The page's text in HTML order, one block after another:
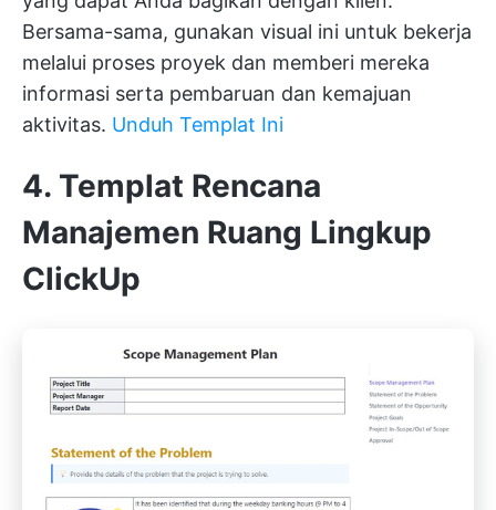
Bersama-sama, gunakan visual ini untuk bekerja
melalui proses proyek dan memberi mereka
informasi serta pembaruan dan kemajuan
aktivitas. Unduh Templat Ini
4. Templat Rencana
Manajemen Ruang Lingkup
ClickUp